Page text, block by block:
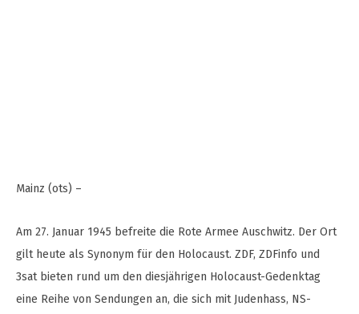
Mainz (ots) –
Am 27. Januar 1945 befreite die Rote Armee Auschwitz. Der Ort
gilt heute als Synonym für den Holocaust. ZDF, ZDFinfo und
3sat bieten rund um den diesjährigen Holocaust-Gedenktag
eine Reihe von Sendungen an, die sich mit Judenhass, NS-